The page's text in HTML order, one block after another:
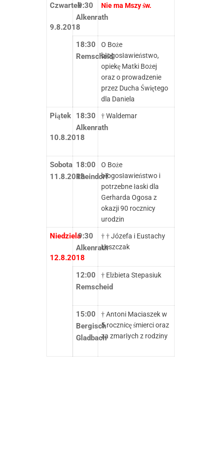
Czwartek
9.8.2018
9:30
Alkenrath
Nie ma Mszy św.
18:30
Remscheid
O Boże
błogosławieństwo,
opiekę Matki Bożej
oraz o prowadzenie
przez Ducha Świętego
dla Daniela
Piątek
10.8.2018
18:30
Alkenrath
† Waldemar
Sobota
11.8.2018
18:00
Rheindorf
O Boże
błogosławieństwo i
potrzebne łaski dla
Gerharda Ogosa z
okazji 90 rocznicy
urodzin
Niedziela
12.8.2018
9:30
Alkenrath
† † Józefa i Eustachy
Leszczak
12:00
Remscheid
† Elżbieta Stepasiuk
15:00
Bergisch
Gladbach
† Antoni Maciaszek w
5 rocznicę śmierci oraz
za zmarłych z rodziny